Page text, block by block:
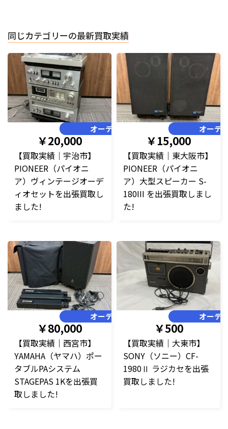
同じカテゴリーの最新買取実績
オーディオ
￥20,000
【買取実績｜宇治市】
PIONEER（パイオニ
ア）ヴィンテージオーデ
ィオセットを出張買取し
ました!
オーデ
￥15,000
【買取実績｜東大阪市】
PIONEER（パイオニ
ア）大型スピーカー S-
180III を出張買取しまし
た!
オーディオ
￥80,000
【買取実績｜西宮市】
YAMAHA（ヤマハ）ポー
タブルPAシステム
STAGEPAS 1Kを出張買
取しました!
オーデ
￥500
【買取実績｜大東市】
SONY（ソニー）CF-
1980Ⅱ ラジカセを出張
買取しました!